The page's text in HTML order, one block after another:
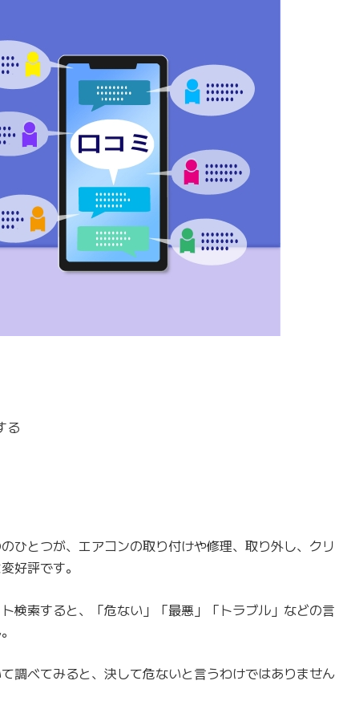
る
ひとつが、エアコンの取り付けや修理、取り外し、クリ
好評です。
検索すると、「危ない」「最悪」「トラブル」などの言
調べてみると、決して危ないと言うわけではありません